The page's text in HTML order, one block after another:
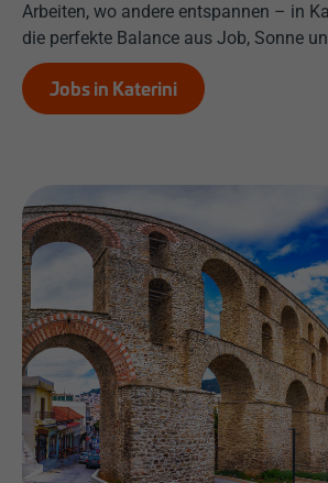
Arbeiten, wo andere entspannen – in
die perfekte Balance aus Job, Sonne
Jobs in Katerini